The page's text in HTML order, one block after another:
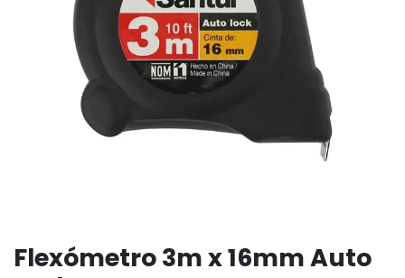
Flexómetro 3m x 16mm Auto